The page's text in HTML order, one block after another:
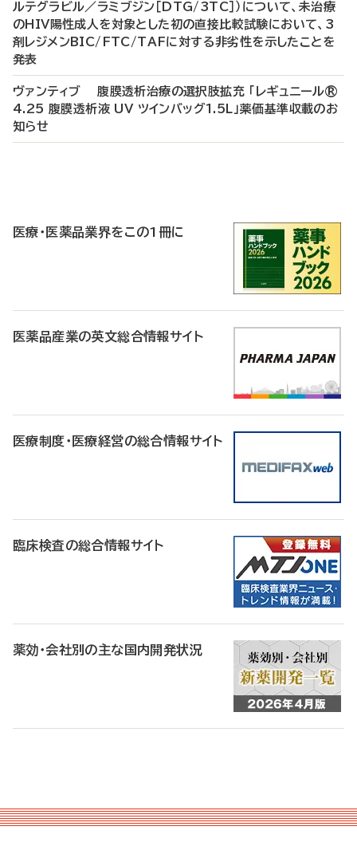
ルテグラビル／ラミブジン［DTG/3TC］）について、未治療
のHIV陽性成人を対象とした初の直接比較試験において、3
剤レジメンBIC/FTC/TAFに対する非劣性を示したことを
発表
ヴァンティブ 腹膜透析治療の選択肢拡充 「レギュニール®
4.25 腹膜透析液 UV ツインバッグ1.5L」薬価基準収載のお
知らせ
医療・医薬品業界をこの1冊に
医薬品産業の英文総合情報サイト
医療制度・医療経営の総合情報サイト
臨床検査の総合情報サイト
薬効・会社別の主な国内開発状況